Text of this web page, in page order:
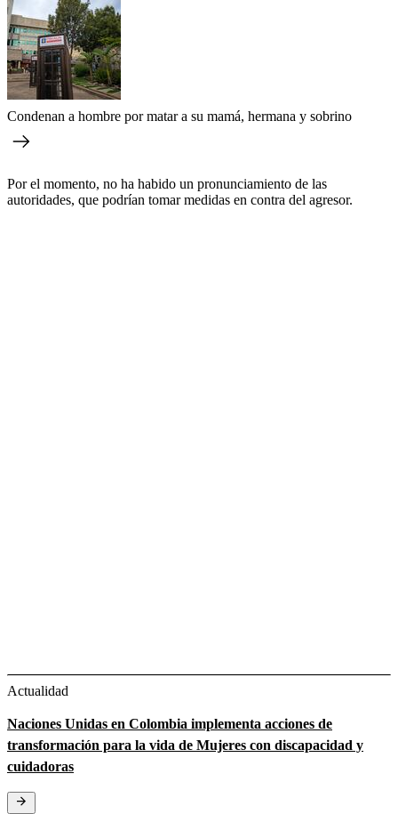
Condenan a hombre por matar a su mamá, hermana y sobrino
Por el momento, no ha habido un pronunciamiento de las
autoridades, que podrían tomar medidas en contra del agresor.
Actualidad
Naciones Unidas en Colombia implementa acciones de
transformación para la vida de Mujeres con discapacidad y
cuidadoras